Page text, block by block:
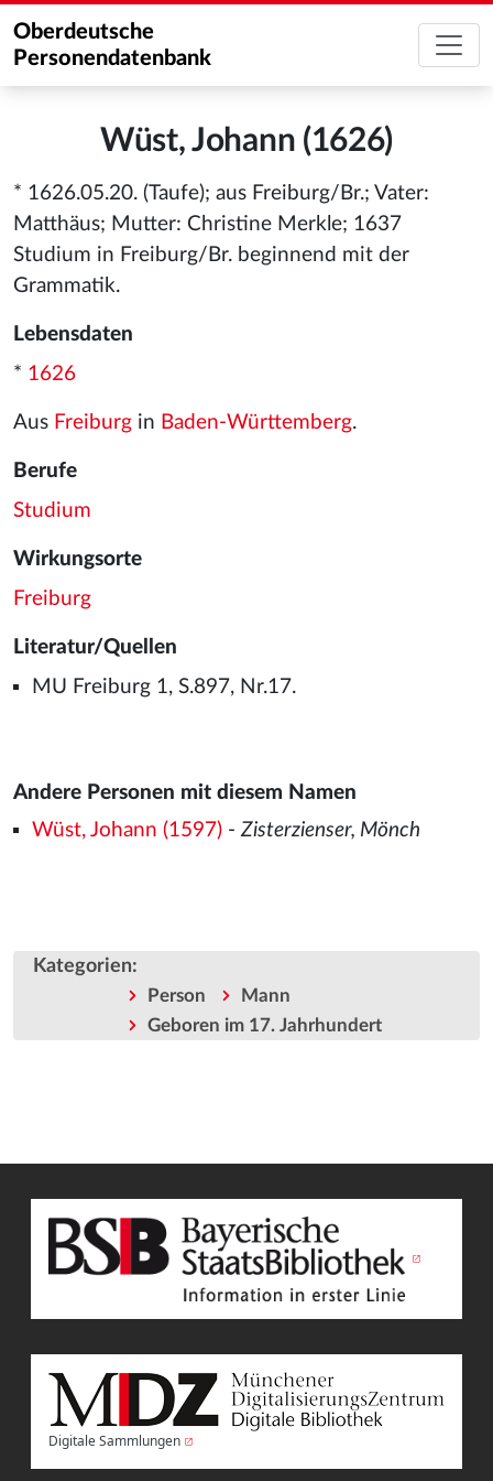
Oberdeutsche
Personendatenbank
Wüst, Johann (1626)
* 1626.05.20. (Taufe); aus Freiburg/Br.; Vater:
Matthäus; Mutter: Christine Merkle; 1637
Studium in Freiburg/Br. beginnend mit der
Grammatik.
Lebensdaten
* 1626
Aus Freiburg in Baden-Württemberg.
Berufe
Studium
Wirkungsorte
Freiburg
Literatur/Quellen
MU Freiburg 1, S.897, Nr.17.
Andere Personen mit diesem Namen
Wüst, Johann (1597)-Zisterzienser, Mönch
Kategorien:
Person
Mann
Geboren im 17. Jahrhundert
Digitale Sammlungen